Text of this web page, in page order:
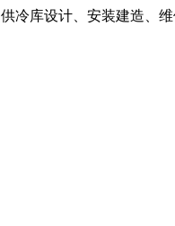
冷库设计、安装建造、维